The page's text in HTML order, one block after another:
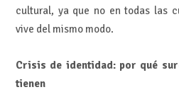
cultural, ya que no en todas las
vive del mismo modo.
Crisis de identidad: por qué
tienen